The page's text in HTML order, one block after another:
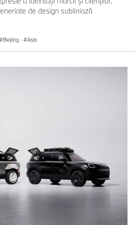
de design subliniază
Beijing · Asia